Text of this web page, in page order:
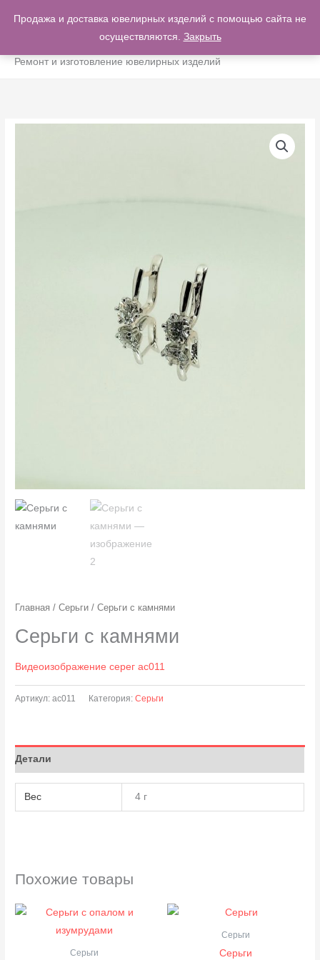
Продажа и доставка ювелирных изделий с помощью сайта не
осуществляются. Закрыть
Ремонт и изготовление ювелирных изделий
Главная /Серьги / Серьги с камнями
Серьги с камнями
Видеоизображение серег ас011
Артикул:ас011 Категория:Серьги
Детали
Вес 4 г
Похожие товары
Серьги
Серьги
Серьги